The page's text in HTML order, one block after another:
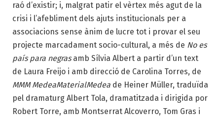
raó d’existir; i, malgrat patir el vèrtex més agut de la
crisi i l’afebliment dels ajuts institucionals per a
associacions sense ànim de lucre tot i provar el seu
projecte marcadament socio-cultural, a més de No es
país para negrasamb Sílvia Albert a partir d’un text
de Laura Freijo i amb direcció de Carolina Torres, de
MMM MedeaMaterialMedea de Heiner Müller, traduïda
pel dramaturg Albert Tola, dramatitzada i dirigida por
Robert Torre, amb Montserrat Alcoverro, Tom Gras i